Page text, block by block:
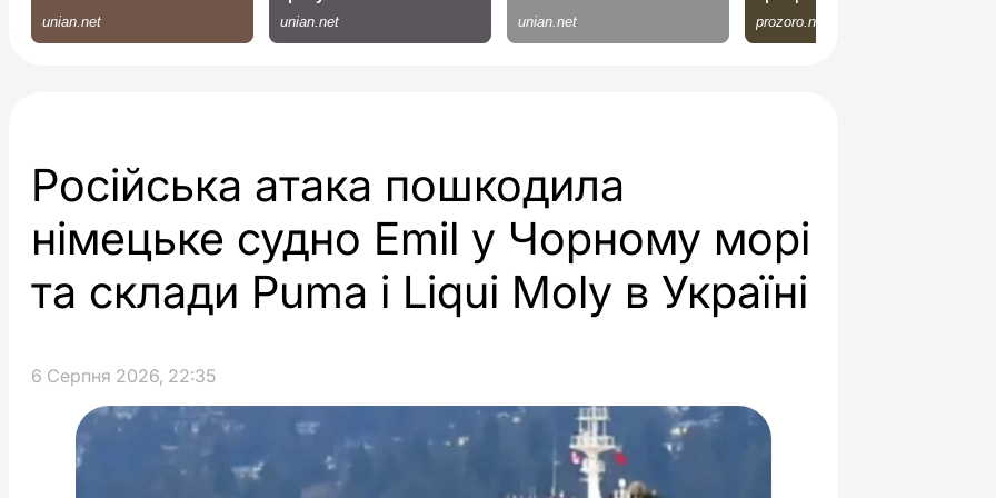
Російська атака пошкодила
німецьке судно Emil у Чорному морі
та склади Puma і Liqui Moly в Україні
6 Серпня 2026, 22:35